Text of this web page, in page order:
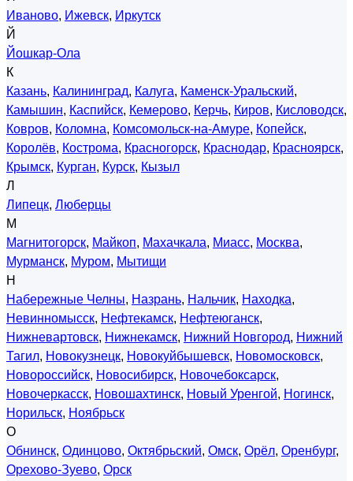
Иваново, Ижевск, Иркутск
Й
Йошкар-Ола
К
Казань, Калининград, Калуга, Каменск-Уральский,
Камышин, Каспийск, Кемерово, Керчь, Киров, Кисловодск,
Ковров, Коломна, Комсомольск-на-Амуре, Копейск,
Королёв, Кострома, Красногорск, Краснодар, Красноярск,
Крымск, Курган, Курск, Кызыл
Л
Липецк, Люберцы
М
Магнитогорск, Майкоп, Махачкала, Миасс, Москва,
Мурманск, Муром, Мытищи
Н
Набережные Челны, Назрань, Нальчик, Находка,
Невинномысск, Нефтекамск, Нефтеюганск,
Нижневартовск, Нижнекамск, Нижний Новгород, Нижний
Тагил, Новокузнецк, Новокуйбышевск, Новомосковск,
Новороссийск, Новосибирск, Новочебоксарск,
Новочеркасск, Новошахтинск, Новый Уренгой, Ногинск,
Норильск, Ноябрьск
О
Обнинск, Одинцово, Октябрьский, Омск, Орёл, Оренбург,
Орехово-Зуево, Орск